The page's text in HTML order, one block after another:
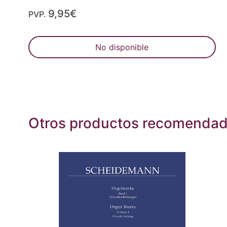
PVP. 9,95€
No disponible
Otros productos